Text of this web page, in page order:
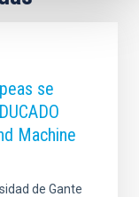
se
Machine
de Gante